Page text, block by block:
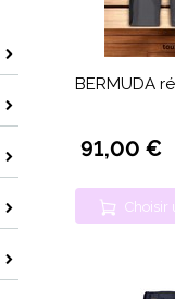
BERMUDA
91,00 €
Choisir